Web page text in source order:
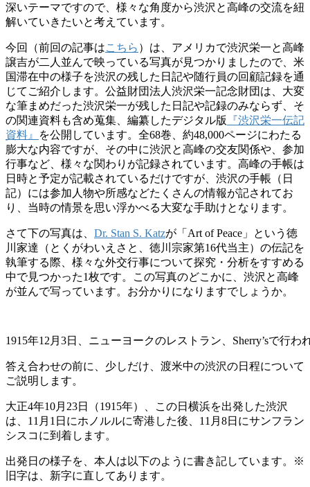
深いテーマですので、様々な角度から渋沢と高峰の交流を紐
解いていきたいと考えています。
今回（前回の記事はこちら ）は、アメリカで渋沢栄一と高峰
譲吉が二人並んで映っている写真が見つかりましたので、米
国滞在中の様子を渋沢の残した日記や随行員の回顧記録を通
じてご紹介します。公益財団法人渋沢栄一記念財団は、大変
な筆まめだった渋沢栄一が残した日記や記録のみならず、そ
の関連資料も含め蒐集、編纂したデジタル版
『渋沢栄一伝記
資料』
を公開しています。全68巻、約48,000ページにわたる
膨大な内容ですが、その中に渋沢と高峰の交友関係や、参加
行事など、様々な関わりが記録されています。高峰の手帳は
日時と予定が記載されているだけですが、渋沢の手帳（日
記）には参加人物や所感などたくさんの情報が記されてお
り、当時の情景を思い浮かべる大変な手助けとなります。
さて下の写真は、 Dr. Stan S. Katzが「Art of Peace」という徳
川家達（とくがわいえさと、徳川宗家第16代当主）の伝記を
執筆する際、様々な外交行事について探究・分析をすすめる
中で見つかった1枚です。この写真のどこかに、渋沢と高峰
が並んで写っています。お分かりになりますでしょうか。
1915年12月3日、ニューヨークのレストラン、Sherry’sで行
答え合わせの前に、少しだけ、渡米中の渋沢の日程について
ご説明します。
大正4年10月23日（1915年）、この日横浜を出発した渋沢
は、11月1日にホノルルに寄港した後、11月8日にサンフラン
シスコに到着します。
出発日の様子を、本人は以下のように書き記しています。※
旧字は、新字に直してあります。